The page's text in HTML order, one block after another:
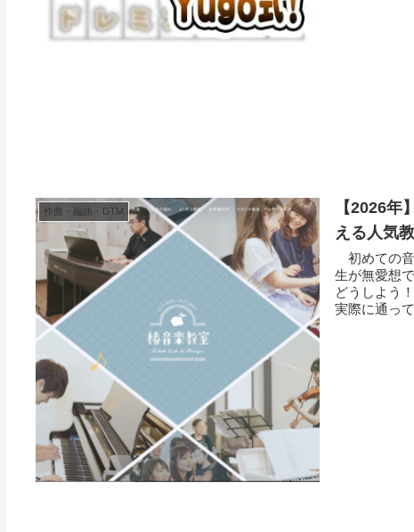
作曲・編曲・DTM
【2026
える人気
初めての
生が無愛想
どうしよう
実際に通っ